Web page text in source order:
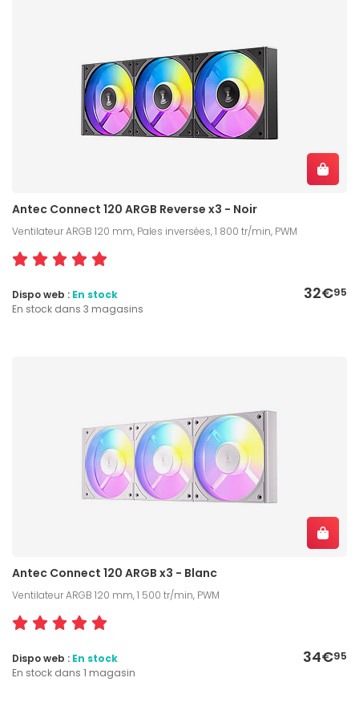
Antec Connect 120 ARGB Reverse x3 - Noir
Ventilateur ARGB 120 mm, Pales inversées, 1 800 tr/min, PWM
32€95
Dispo web : En stock
En stock dans 3 magasins
Antec Connect 120 ARGB x3 - Blanc
Ventilateur ARGB 120 mm, 1 500 tr/min, PWM
34€95
Dispo web : En stock
En stock dans 1 magasin